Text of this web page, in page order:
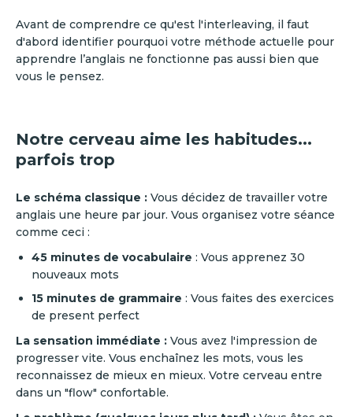
Avant de comprendre ce qu'est l'interleaving, il faut
d'abord identifier pourquoi votre méthode actuelle pour
apprendre l’anglais ne fonctionne pas aussi bien que
vous le pensez.
Notre cerveau aime les habitudes...
parfois trop
Le schéma classique : Vous décidez de travailler votre
anglais une heure par jour. Vous organisez votre séance
comme ceci :
45 minutes de vocabulaire : Vous apprenez 30
nouveaux mots
15 minutes de grammaire : Vous faites des exercices
de present perfect
La sensation immédiate : Vous avez l'impression de
progresser vite. Vous enchaînez les mots, vous les
reconnaissez de mieux en mieux. Votre cerveau entre
dans un "flow" confortable.